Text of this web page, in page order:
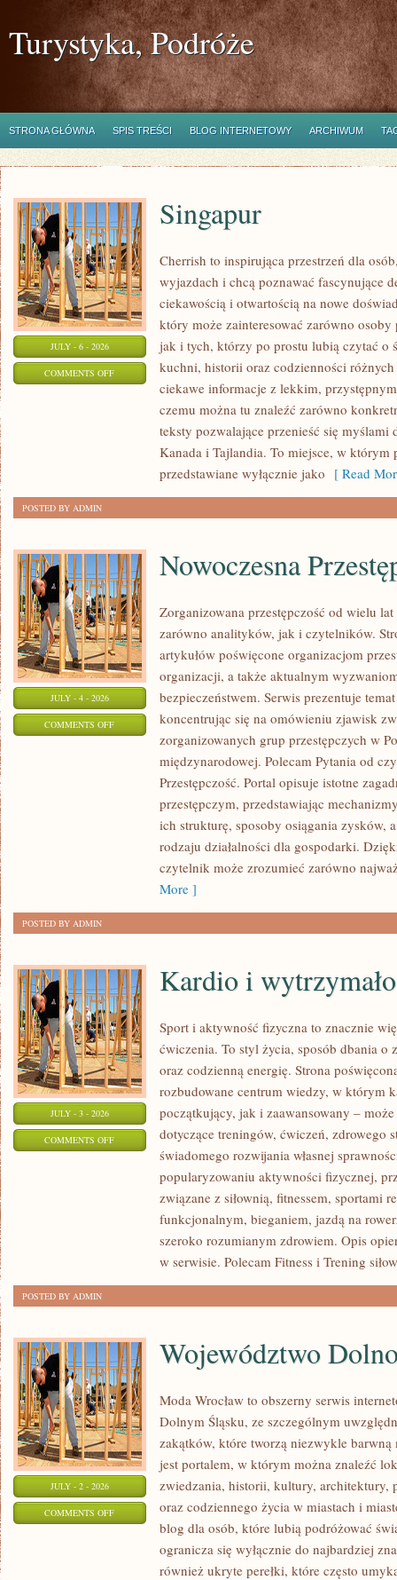
Turystyka, Podróże
STRONA GŁÓWNA SPIS TREŚCI BLOG INTERNETOWY ARCHIWUM
JULY - 6 - 2026
COMMENTS OFFON
Singapur
Cherrish to inspirująca przestrzeń dla
wyjazdach i chcą poznawać fascynujące
ciekawością i otwartością na nowe
który może zainteresować zarówno
jak i tych, którzy po prostu lubią czytać o
kuchni, historii oraz codzienności
ciekawe informacje z lekkim,
czemu można tu znaleźć zarówno
teksty pozwalające przenieść się myślami
Kanada i Tajlandia. To miejsce, w którym
przedstawiane wyłącznie jako [ Read
POSTED BY ADMIN
JULY - 4 - 2026
COMMENTS OFFON
NOWOCZESNA
PRZESTĘPCZOŚĆ
Nowoczesna
Zorganizowana przestępczość od wielu
zarówno analityków, jak i czytelników.
artykułów poświęcone organizacjom
organizacji, a także aktualnym
bezpieczeństwem. Serwis prezentuje
koncentrując się na omówieniu zjawisk
zorganizowanych grup przestępczych w
międzynarodowej. Polecam Pytania od
Przestępczość. Portal opisuje istotne
przestępczym, przedstawiając
ich strukturę, sposoby osiągania zysków,
rodzaju działalności dla gospodarki.
czytelnik może zrozumieć zarówno
More ]
POSTED BY ADMIN
JULY - 3 - 2026
COMMENTS OFFON
WYTRZYMAŁOŚĆ
Kardio i
Sport i aktywność fizyczna to znacznie
ćwiczenia. To styl życia, sposób dbania o
oraz codzienną energię. Strona
rozbudowane centrum wiedzy, w którym
początkujący, jak i zaawansowany –
dotyczące treningów, ćwiczeń, zdrowego
świadomego rozwijania własnej
popularyzowaniu aktywności fizycznej,
związane z siłownią, fitnessem, sportami
funkcjonalnym, bieganiem, jazdą na
szeroko rozumianym zdrowiem. Opis
w serwisie. Polecam Fitness i Trening
POSTED BY ADMIN
JULY - 2 - 2026
COMMENTS OFFON
WOJEWÓDZTWO
DOLNOŚLĄSKIE
Województwo
Moda Wrocław to obszerny serwis
Dolnym Śląsku, ze szczególnym
zakątków, które tworzą niezwykle barwną
jest portalem, w którym można znaleźć
zwiedzania, historii, kultury, architektury,
oraz codziennego życia w miastach i
blog dla osób, które lubią podróżować
ogranicza się wyłącznie do najbardziej
również ukryte perełki, które często